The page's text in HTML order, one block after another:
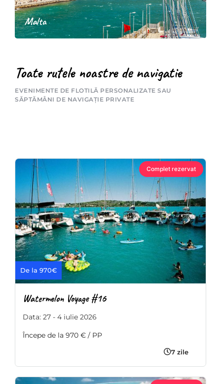
Malta
Toate rutele noastre de navigatie
EVENIMENTE DE FLOTILĂ PERSONALIZATE SAU
SĂPTĂMÂNI DE NAVIGAȚIE PRIVATE
Complet rezervat
De la 970€
Watermelon Voyage #16
Data: 27 - 4 iulie 2026
Începe de la 970 € / PP
7 zile